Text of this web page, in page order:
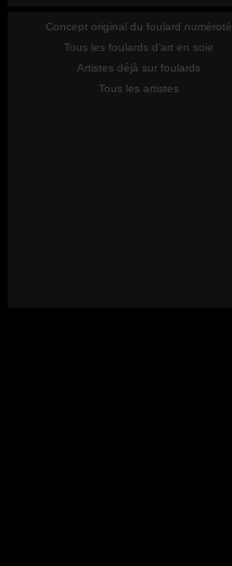
Concept original du foulard numéroté
Tous les foulards d'art en soie
Artistes déjà sur foulards
Tous les artistes